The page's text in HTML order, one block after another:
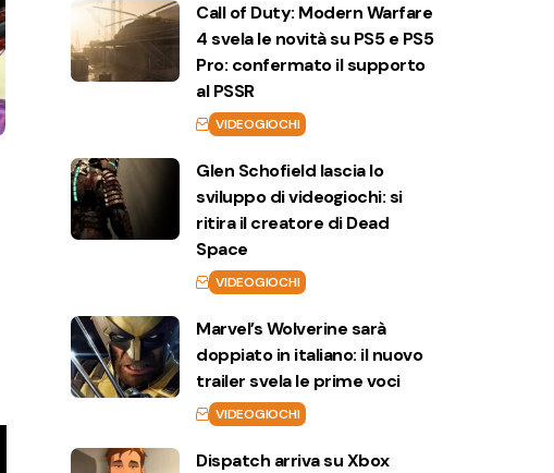
Call of Duty: Modern Warfare
4 svela le novità su PS5 e PS5
Pro: confermato il supporto
al PSSR
VIDEOGIOCHI
Glen Schofield lascia lo
sviluppo di videogiochi: si
ritira il creatore di Dead
Space
VIDEOGIOCHI
Marvel’s Wolverine sarà
doppiato in italiano: il nuovo
trailer svela le prime voci
VIDEOGIOCHI
Dispatch arriva su Xbox